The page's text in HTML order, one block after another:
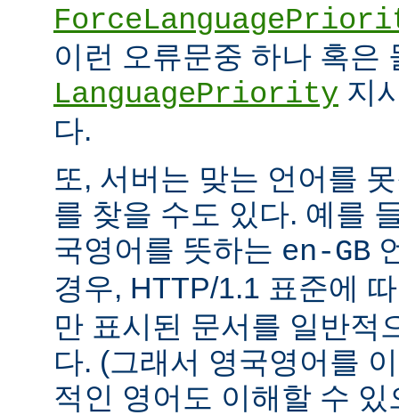
이런 오류문중 하나 혹은
LanguagePriority 지
다.
또, 서버는 맞는 언어를
를 찾을 수도 있다. 예를
국영어를 뜻하는 en-GB
경우, HTTP/1.1 표준에
만 표시된 문서를 일반적
다. (그래서 영국영어를
적인 영어도 이해할 수